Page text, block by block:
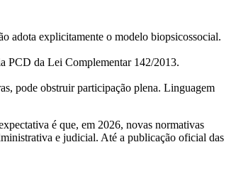
adota explicitamente o modelo biopsicossocial.
PCD da Lei Complementar 142/2013.
pode obstruir participação plena. Linguagem
é que, em 2026, novas normativas
e judicial. Até a publicação oficial das